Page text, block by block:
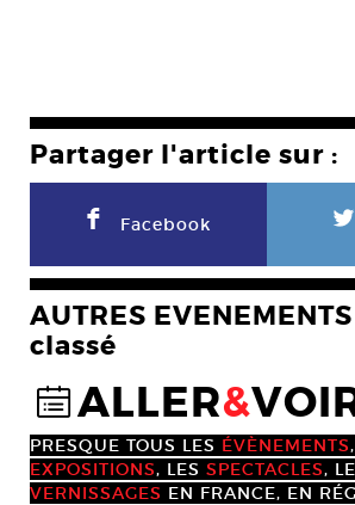
Partager l'article sur :
F Facebook L
AUTRES
classé
@ALLER&
PRESQUE TOUS LES ÉVÈNEMENTS
EXPOSITIONS, LES SPECTACLES,
VERNISSAGES EN FRANCE, EN